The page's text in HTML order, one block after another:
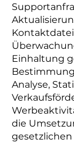
Einhaltung
Analyse,
die